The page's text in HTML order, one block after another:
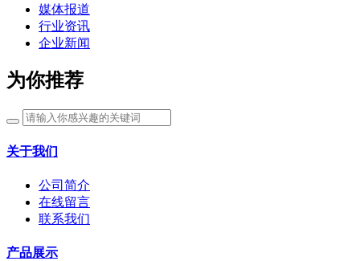
媒体报道
行业资讯
企业新闻
为你推荐
关于我们
公司简介
在线留言
联系我们
产品展示